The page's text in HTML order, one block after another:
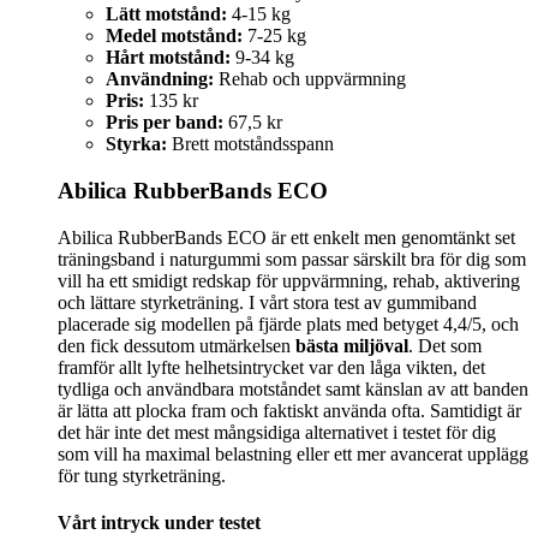
Lätt motstånd: 4-15 kg
Medel motstånd: 7-25 kg
Hårt motstånd: 9-34 kg
Användning: Rehab och uppvärmning
Pris: 135 kr
Pris per band: 67,5 kr
Styrka: Brett motståndsspann
Abilica RubberBands ECO
Abilica RubberBands ECO är ett enkelt men genomtänkt set
träningsband i naturgummi som passar särskilt bra för dig som
vill ha ett smidigt redskap för uppvärmning, rehab, aktivering
och lättare styrketräning. I vårt stora test av gummiband
placerade sig modellen på fjärde plats med betyget 4,4/5, och
den fick dessutom utmärkelsen bästa miljöval. Det som
framför allt lyfte helhetsintrycket var den låga vikten, det
tydliga och användbara motståndet samt känslan av att banden
är lätta att plocka fram och faktiskt använda ofta. Samtidigt är
det här inte det mest mångsidiga alternativet i testet för dig
som vill ha maximal belastning eller ett mer avancerat upplägg
för tung styrketräning.
Vårt intryck under testet